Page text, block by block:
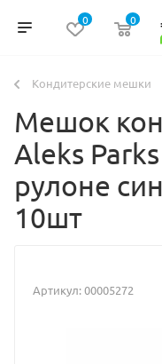
0 0
Кондитерские мешки
Мешок
Aleks
рулоне
10шт
Артикул:00005272